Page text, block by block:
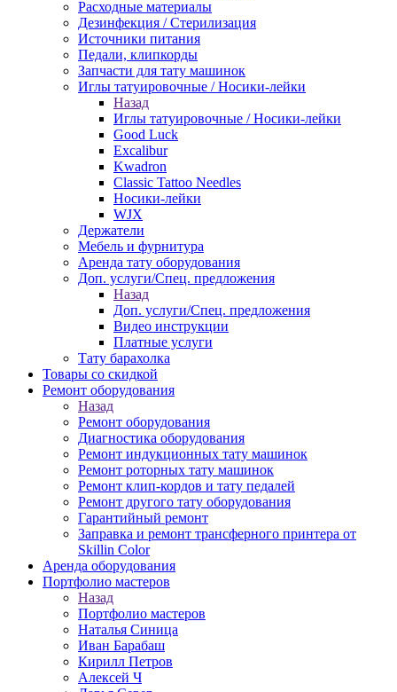
Расходные материалы
Дезинфекция / Стерилизация
Источники питания
Педали, клипкорды
Запчасти для тату машинок
Иглы татуировочные / Носики-лейки
Назад
Иглы татуировочные / Носики-лейки
Good Luck
Excalibur
Kwadron
Classic Tattoo Needles
Носики-лейки
WJX
Держатели
Мебель и фурнитура
Аренда тату оборудования
Доп. услуги/Спец. предложения
Назад
Доп. услуги/Спец. предложения
Видео инструкции
Платные услуги
Тату барахолка
Товары со скидкой
Ремонт оборудования
Назад
Ремонт оборудования
Диагностика оборудования
Ремонт индукционных тату машинок
Ремонт роторных тату машинок
Ремонт клип-кордов и тату педалей
Ремонт другого тату оборудования
Гарантийный ремонт
Заправка и ремонт трансферного принтера от
Skillin Color
Аренда оборудования
Портфолио мастеров
Назад
Портфолио мастеров
Наталья Синица
Иван Барабаш
Кирилл Петров
Алексей Ч